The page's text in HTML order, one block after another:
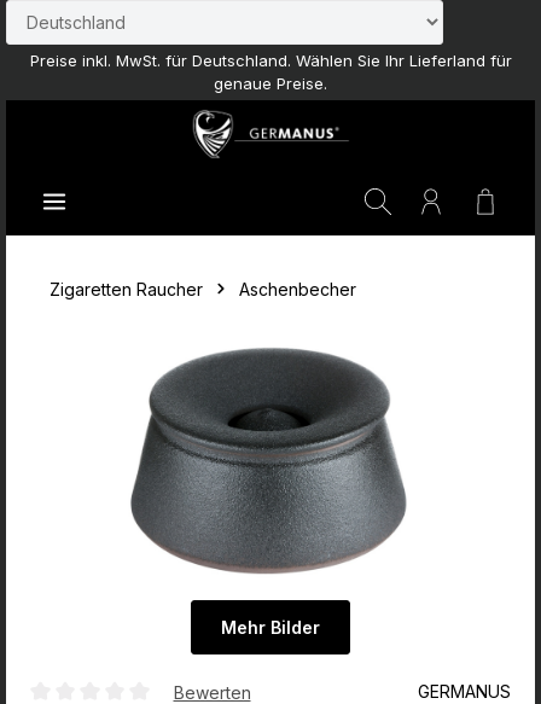
Zum Hauptinhalt springen
Preise inkl. MwSt. für Deutschland. Wählen Sie Ihr Lieferland für
genaue Preise.
Zigaretten Raucher Aschenbecher
Mehr Bilder
Bewerten GERMANUS